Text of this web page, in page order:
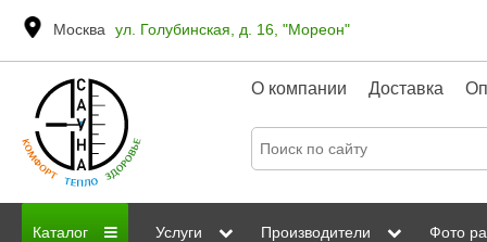
Москва ул. Голубинская, д. 16, "Мореон"
О компании Доставка
Каталог Услуги Производители Фото